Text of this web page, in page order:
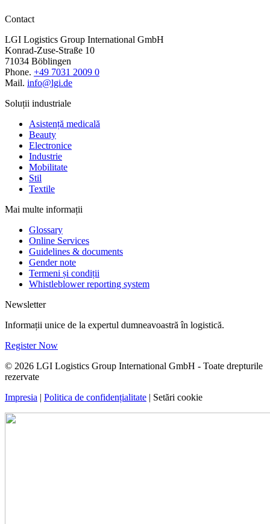
Contact
LGI Logistics Group International GmbH
Konrad-Zuse-Straße 10
71034 Böblingen
Phone. +49 7031 2009 0
Mail. info@lgi.de
Soluții industriale
Asistență medicală
Beauty
Electronice
Industrie
Mobilitate
Stil
Textile
Mai multe informații
Glossary
Online Services
Guidelines & documents
Gender note
Termeni și condiții
Whistleblower reporting system
Newsletter
Informații unice de la expertul dumneavoastră în logistică.
Register Now
© 2026 LGI Logistics Group International GmbH - Toate drepturile
rezervate
Impresia | Politica de confidențialitate | Setări cookie